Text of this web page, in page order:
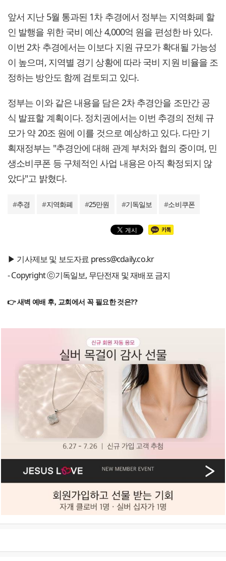
앞서 지난 5월 통과된 1차 추경에서 정부는 지역화폐 할
인 발행을 위한 국비 예산 4,000억 원을 편성한 바 있다.
이번 2차 추경에서는 이보다 지원 규모가 확대될 가능성
이 높으며, 지역별 경기 상황에 따라 국비 지원 비율을 조
정하는 방안도 함께 검토되고 있다.
정부는 이와 같은 내용을 담은 2차 추경안을 조만간 공
식 발표할 계획이다. 정치권에서는 이번 추경의 전체 규
모가 약 20조 원에 이를 것으로 예상하고 있다. 다만 기
획재정부는 "추경안에 대해 관계 부처와 협의 중이며, 민
생소비쿠폰 등 구체적인 사업 내용은 아직 확정되지 않
았다"고 밝혔다.
#추경 #지역화폐 #25만원 #기독일보 #소비쿠폰
▶ 기사제보 및 보도자료 press@cdaily.co.kr
- Copyright ⓒ기독일보, 무단전재 및 재배포 금지
👉 새벽 예배 후, 교회에서 꼭 필요한 것은??